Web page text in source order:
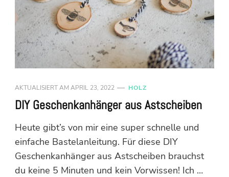
AKTUALISIERT AM APRIL 23, 2022 HOLZ
DIY Geschenkanhänger aus Astscheiben
Heute gibt’s von mir eine super schnelle und
einfache Bastelanleitung. Für diese DIY
Geschenkanhänger aus Astscheiben brauchst
du keine 5 Minuten und kein Vorwissen! Ich …